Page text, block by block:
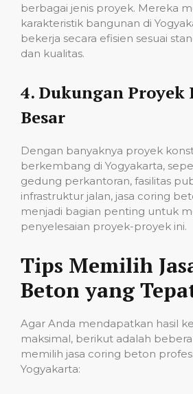
berbagai jenis proyek. Mereka
karakteristik bangunan di
bekerja secara efisien sesuai
dan kualitas.
4. Dukungan Proyek
Besar
Dengan banyaknya proyek
berkembang di Yogyakarta,
gedung perkantoran, fasilitas
infrastruktur jalan, jasa coring
menjadi bagian penting untuk
penyelesaian proyek-proyek ini.
Tips Memilih
Beton yang
Agar Anda mendapatkan hasil
maksimal, berikut adalah
memilih jasa coring beton
Yogyakarta: